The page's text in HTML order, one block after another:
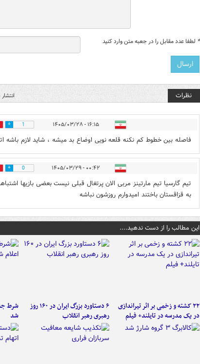
* لطفا عدد مقابل را در جعبه متن وارد کنید
نظرات انتشار
۱۶:۱۵ - ۱۴۰۵/۰۳/۲۸ 1
فاصله بین خطوط کم نکنه قلعه نویی اوضاع بد میشه ، شاید لازم باشه
۰۰:۴۲ - ۱۴۰۵/۰۳/۲۹ 0
تیم گارسیا تیم مارتینز مربی الان پرتغال قبلی نیست بعضی بازیها
به قزاقستان باختند امیدوارم روزشون نباشه
این مطالب را از دست ندهید....
۲۲ کشته و زخمی بر اثر تیراندازی
در یک مدرسه در تایلند+ فیلم
۶ دستاورد بزرگ ایران در ۱۶۰ روز
رهبری رهبر انقلاب
شرط
شد